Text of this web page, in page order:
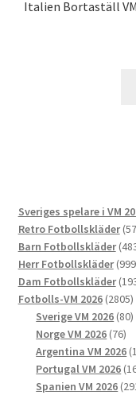
Italien Bortaställ
Sveriges spelare i VM
Retro Fotbollskläder
Barn Fotbollskläder
Herr Fotbollskläder
Dam Fotbollskläder
Fotbolls-VM 2026 2805
Sverige VM 2026 8080
Norge VM 2026 7676
Argentina VM 2026
Portugal VM 2026
Spanien VM 2026